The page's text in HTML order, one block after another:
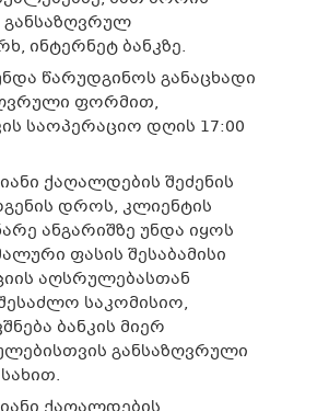
განსაზღვრულ
ინტერნეტ ბანკზე.
წარუდგინოს განაცხადი
ფორმით,
საოპერაციო დღის 17:00
ქაღალდების შეძენის
დროს, კლიენტის
ანგარიშზე უნდა იყოს
ფასის შესაბამისი
აღსრულებასთან
საკომისიო,
ბანკის მიერ
განსაზღვრული